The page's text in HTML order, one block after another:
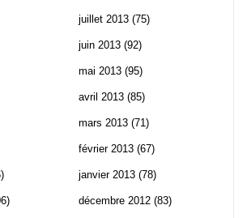
juillet 2013 (75)
juin 2013 (92)
mai 2013 (95)
avril 2013 (85)
mars 2013 (71)
février 2013 (67)
janvier 2013 (78)
décembre 2012 (83)